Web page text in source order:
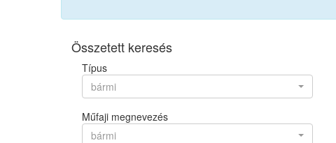
Összetett keresés
Típus
bármi
Műfaji megnevezés
bármi